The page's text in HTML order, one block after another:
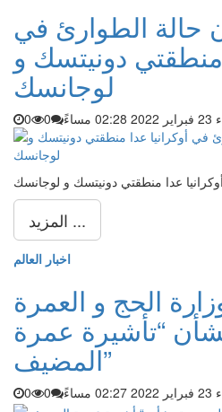
حالة الطوارئ في
منطقتي دونيتسك و
لوجانسك
0
0
عدا منطقتي دونيتسك و لوجانسك
المزيد ...
اخبار العالم
الحج و العمرة
“تأشيرة عمرة
المضيف”
0
0